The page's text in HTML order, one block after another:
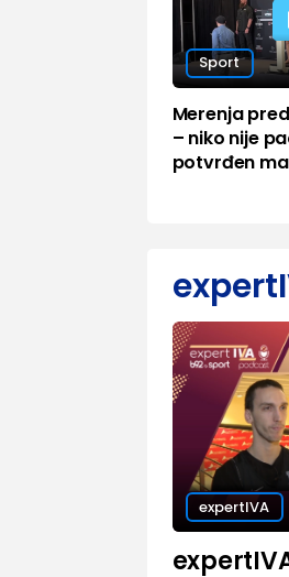
Sport
Merenja
– niko nije
potvrđen
expertIVA